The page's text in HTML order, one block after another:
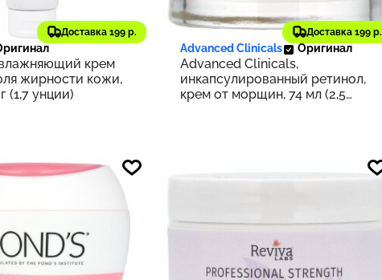
Доставка 199 р.
143
крем
жирности кожи,
(1,7 унции)
Доставка 199 р.
1 642 ₽ 164
Advanced Clinicals Оригинал
Advanced Clinicals,
инкапсулированный ретинол,
крем от морщин, 74 мл (2,5